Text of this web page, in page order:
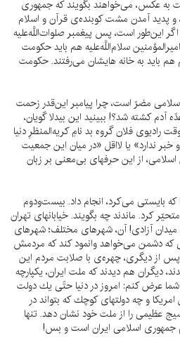
به عكس، مى‌خواهند بگويند كه جمهورى
پديد آمدن مشت كوبنده‌ى قرآن و اسلام
اين‌طور است، پس پيغمبر صلوات‌اللَّه‌عليه
سلام‌اللَّه‌عليه هم بايد حكومت
بايد به خانه هايشان مى‌رفتند. حكومت
مضرّ است، چرا پيامبر اين‌قدر زحمت
كشته شد؟! ببينيد اين بيدلا گويان،
راديوى فلان گروه بد نامِ كريه‌المنظرِ دنيا
ندارد» يا لااقل «در ميان اين جمعيت
از اين حرفهاى بى‌معنى بر زبان
بايستى مى‌كرد، انجام داد. بيست‌ودوم
كرد. ماندند چه بگويند. خيابانهاى تهران
آزادى! آن، شهرهاى مختلف؛ شهرهاى
دشمن مى‌خواهد وانمود كند كه مردمش
پس از ديگرى، چهره‌ى با صلابت مردم اين
ديگران هم ديدند كه ملت ايران، يكپارچه
عرض كنم: امروز در دنيا حتّى يك دولت
و چه دولتهاى كوچك كه بتواند در
عظيمى را از ملت خود نشان دهد. تنها
جمهورى اسلامى ايران است و بس!